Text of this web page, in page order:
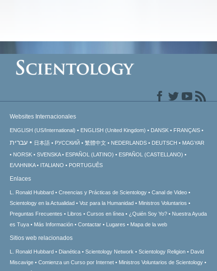
Websites Internacionales
ENGLISH (US/International) ENGLISH (United Kingdom) DANSK FRANÇAIS
עברית 日本語 РУССКИЙ 繁體中文 NEDERLANDS DEUTSCH
MAGYAR
NORSK
SVENSKA ESPAÑOL (LATINO)
ESPAÑOL (CASTELLANO)
ΕΛΛΗΝΙΚA
ITALIANO PORTUGUÊS
Enlaces
L. Ronald Hubbard Creencias y Prácticas de Scientology
Canal de Video
Scientology en la Actualidad
Voz para la Humanidad
Ministros Voluntarios
Preguntas Frecuentes
Libros Cursos en línea ¿Quién Soy Yo?
Nuestra Ayuda
es Tuya
Más Información Contactar Lugares Mapa de la web
Sitios web relacionados
L. Ronald Hubbard Dianética Scientology Network Scientology Religion
David
Miscavige
Comienza un Curso por Internet
Ministros Voluntarios de Scientology